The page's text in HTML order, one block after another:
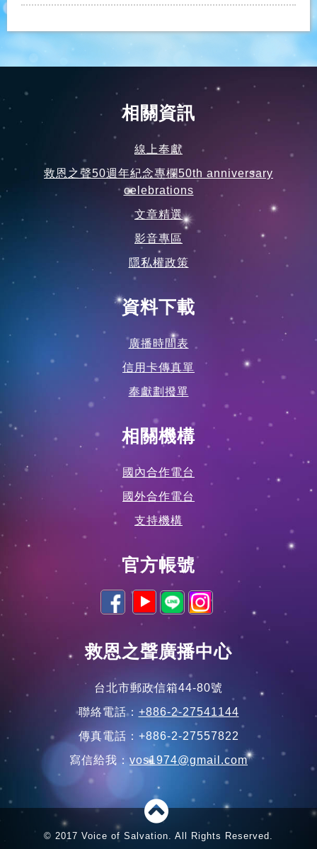
相關資訊
線上奉獻
救恩之聲50週年紀念專欄50th anniversary
celebrations
文章精選
影音專區
隱私權政策
資料下載
廣播時間表
信用卡傳真單
奉獻劃撥單
相關機構
國內合作電台
國外合作電台
支持機構
官方帳號
救恩之聲廣播中心
台北市郵政信箱44-80號
聯絡電話： +886-2-27541144
傳真電話：+886-2-27557822
寫信給我： vos1974@gmail.com
© 2017 Voice of Salvation. All Rights Reserved.